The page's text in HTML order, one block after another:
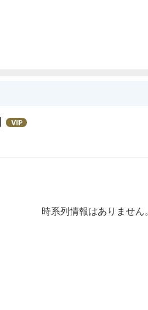
時系列情報はありません